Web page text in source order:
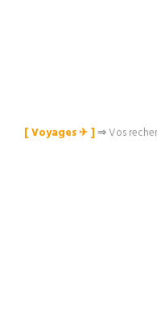
[ Voyages ✈︎ ]⇒Vos